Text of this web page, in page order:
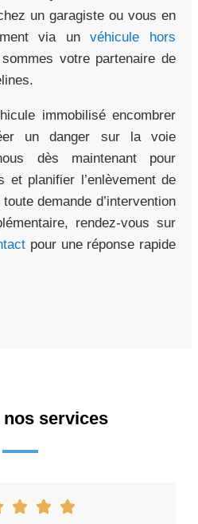
un garagiste ou vous en
via unvéhicule hors
votre partenaire de
immobilisé encombrer
un danger sur la voie
dès maintenant pour
et planifier l’enlèvement de
demande d’intervention
rendez-vous sur
pour une réponse rapide
services